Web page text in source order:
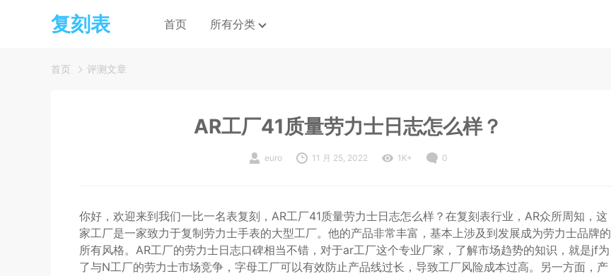
复刻表 首页 所有分类
首页 评测文章
AR工厂41质量劳力士日志怎么样？
euro 11 月 25, 2022 1K+ 0
你好，欢迎来到我们一比一名表复刻，AR工厂41质量劳力士日志怎么样？在复刻表行业，AR众所周知，这
家工厂是一家致力于复制劳力士手表的大型工厂。他的产品非常丰富，基本上涉及到发展成为劳力士品牌的
所有风格。AR工厂的劳力士日志口碑相当不错，对于ar工厂这个专业厂家，了解市场趋势的知识，就是jf为
了与N工厂的劳力士市场竞争，字母工厂可以有效防止产品线过长，导致工厂风险成本过高。另一方面，产